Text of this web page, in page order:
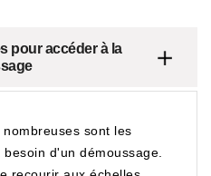
pour accéder à la
sont les
d'un démoussage.